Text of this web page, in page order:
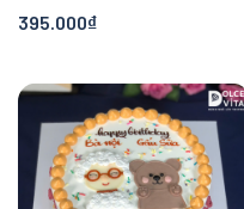
395.000₫